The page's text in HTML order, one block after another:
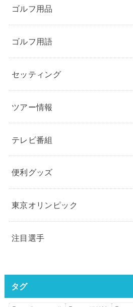
ゴルフ用品
ゴルフ用語
セッティング
ツアー情報
テレビ番組
便利グッズ
東京オリンピック
注目選手
タグ